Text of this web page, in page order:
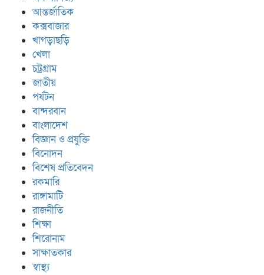
আন্তর্জাতিক
কক্সবাজার
খাগড়াছড়ি
খেলা
চট্রগ্রাম
জাতীয়
পর্যটন
বান্দরবান
বাংলাদেশ
বিজ্ঞান ও প্রযুক্তি
বিনোদন
বিশেষ প্রতিবেদন
রকমারি
রাঙ্গামাটি
রাজনীতি
শিক্ষা
শিরোনাম
সাক্ষাতকার
স্বাস্থ্য